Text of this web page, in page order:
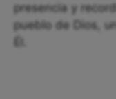
presencia y
pueblo de Dios,